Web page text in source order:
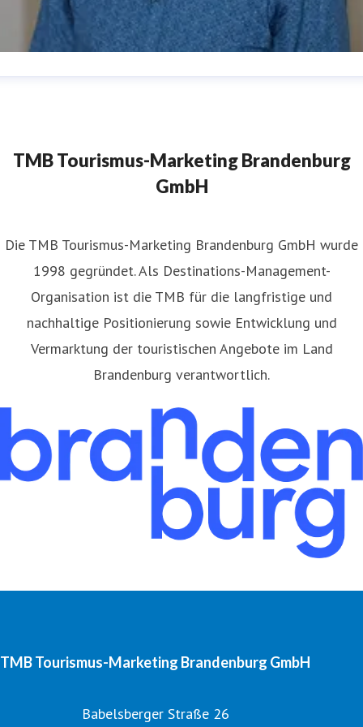
TMB Tourismus-Marketing Brandenburg
GmbH
​Die TMB Tourismus-Marketing Brandenburg GmbH wurde
1998 gegründet. Als Destinations-Management-
Organisation ist die TMB für die langfristige und
nachhaltige Positionierung sowie Entwicklung und
Vermarktung der touristischen Angebote im Land
Brandenburg verantwortlich.
TMB Tourismus-Marketing Brandenburg GmbH
Babelsberger Straße 26